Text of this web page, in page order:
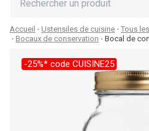
Accueil Ustensiles de cuisine
Tous
Bocaux de conservation
Bocal de
-25%* code CUISINE25